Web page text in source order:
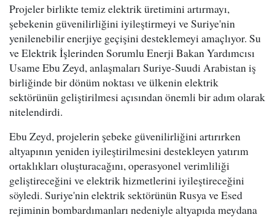
Projeler birlikte temiz elektrik üretimini artırmayı,
şebekenin güvenilirliğini iyileştirmeyi ve Suriye'nin
yenilenebilir enerjiye geçişini desteklemeyi amaçlıyor. Su
ve Elektrik İşlerinden Sorumlu Enerji Bakan Yardımcısı
Usame Ebu Zeyd, anlaşmaları Suriye-Suudi Arabistan iş
birliğinde bir dönüm noktası ve ülkenin elektrik
sektörünün geliştirilmesi açısından önemli bir adım olarak
nitelendirdi.
Ebu Zeyd, projelerin şebeke güvenilirliğini artırırken
altyapının yeniden iyileştirilmesini destekleyen yatırım
ortaklıkları oluşturacağını, operasyonel verimliliği
geliştireceğini ve elektrik hizmetlerini iyileştireceğini
söyledi. Suriye'nin elektrik sektörünün Rusya ve Esed
rejiminin bombardımanları nedeniyle altyapıda meydana